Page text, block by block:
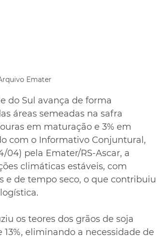
Emater
do Sul avança de forma
áreas semeadas na safra
em maturação e 3% em
com o Informativo Conjuntural,
pela Emater/RS-Ascar, a
climáticas estáveis, com
e de tempo seco, o que contribuiu
os teores dos grãos de soja
13%, eliminando a necessidade de